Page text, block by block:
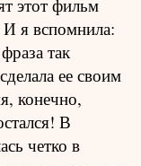
этот фильм
И я вспомнила:
так
ее своим
конечно,
В
четко в